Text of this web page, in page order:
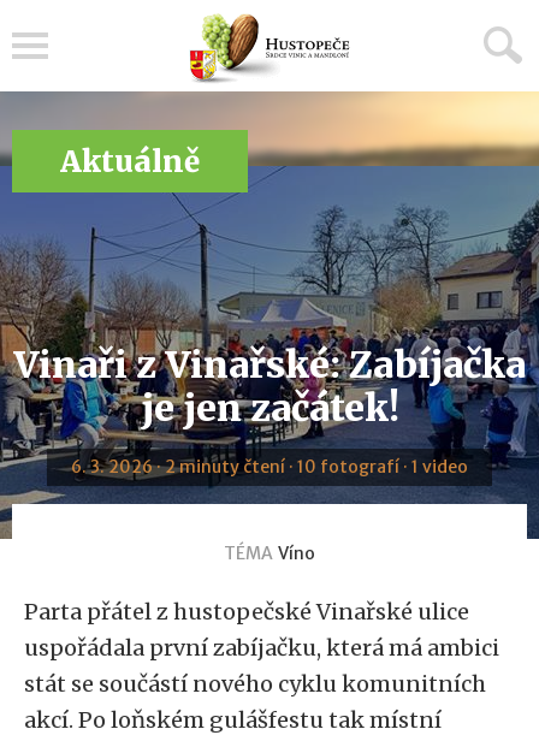
Aktuálně
Vinaři z Vinařské: Zabíjačka
je jen začátek!
6. 3. 2026 · 2 minuty čtení · 10 fotografí · 1 video
TÉMA Víno
Parta přátel z hustopečské Vinařské ulice
uspořádala první zabíjačku, která má ambici
stát se součástí nového cyklu komunitních
akcí. Po loňském gulášfestu tak místní